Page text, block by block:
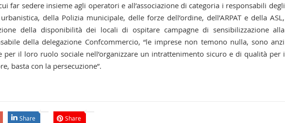
far sedere insieme agli operatori e all’associazione di categoria i responsabili degli
della Polizia municipale, delle forze dell’ordine, dell’ARPAT e della ASL,
della disponibilità dei locali di ospitare campagne di sensibilizzazione alla
della delegazione Confcommercio, “le imprese non temono nulla, sono anzi
per il loro ruolo sociale nell’organizzare un intrattenimento sicuro e di qualità per i
basta con la persecuzione”.
Share Share